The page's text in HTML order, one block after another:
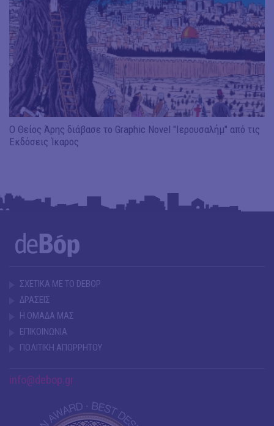
Ο Θείος Άρης διάβασε το Graphic Novel "Ιερουσαλήμ" από τις
Εκδόσεις Ίκαρος
ΣΧΕΤΙΚΑ ΜΕ ΤΟ DEBOP
ΔΡΑΣΕΙΣ
Η ΟΜΑΔΑ ΜΑΣ
ΕΠΙΚΟΙΝΩΝΙΑ
ΠΟΛΙΤΙΚΗ ΑΠΟΡΡΗΤΟΥ
info@debop.gr